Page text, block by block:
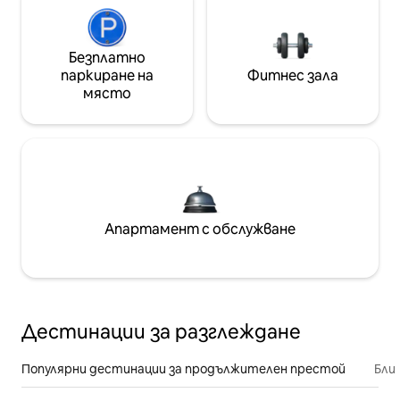
Безплатно
паркиране на
място
Фитнес зала
Апартамент с обслужване
Дестинации за разглеждане
Популярни дестинации за продължителен престой